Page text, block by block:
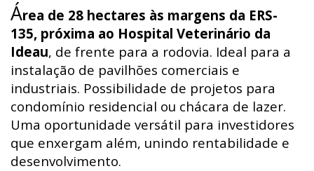
Área de 28 hectares às margens da ERS-
135, próxima ao Hospital Veterinário da
Ideau, de frente para a rodovia. Ideal para a
instalação de pavilhões comerciais e
industriais. Possibilidade de projetos para
condomínio residencial ou chácara de lazer.
Uma oportunidade versátil para investidores
que enxergam além, unindo rentabilidade e
desenvolvimento.